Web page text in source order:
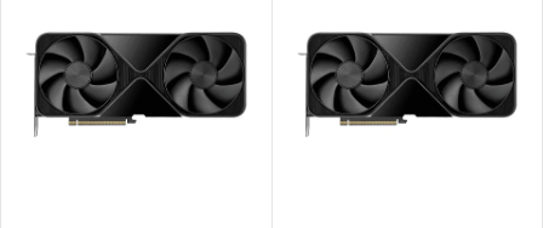
e
n
Najpredávanejšie
Abecedne
ý
p